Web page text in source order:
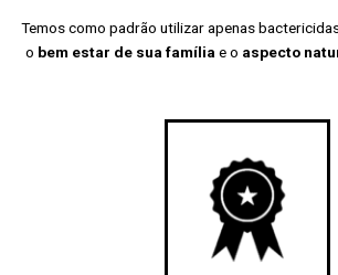
Temos como padrão utilizar apenas
o bem estar de sua família e o aspecto